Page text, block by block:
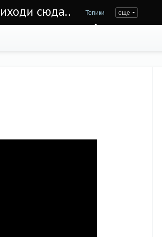
сюда.. Топики еще